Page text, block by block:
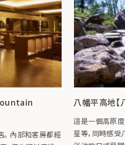
內部和客房都經
八幡平高地【
這是一個高原度
星等，同時感受八幡